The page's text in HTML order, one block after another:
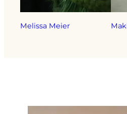
Melissa Meier